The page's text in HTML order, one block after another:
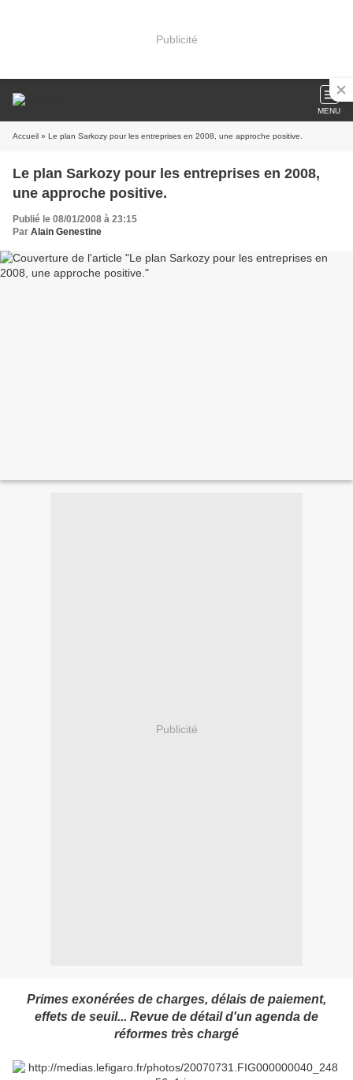
Publicité
MENU
Accueil » Le plan Sarkozy pour les entreprises en 2008, une approche positive.
Le plan Sarkozy pour les entreprises en 2008,
une approche positive.
Publié le 08/01/2008 à 23:15
Par Alain Genestine
Publicité
Primes exonérées de charges, délais de paiement,
effets de seuil... Revue de détail d'un agenda de
réformes très chargé